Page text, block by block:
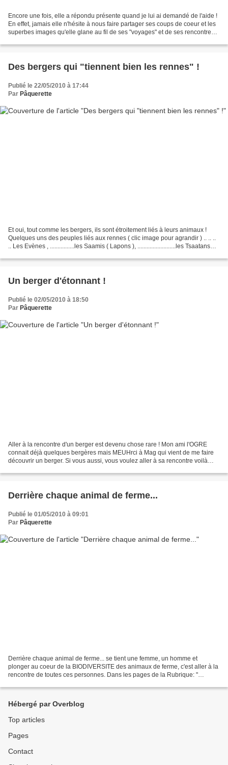
Encore une fois, elle a répondu présente quand je lui ai demandé de l'aide !
En effet, jamais elle n'hésite à nous faire partager ses coups de coeur et les
superbes images qu'elle glane au fil de ses "voyages" et de ses rencontres.
Des bergers qui "tiennent bien les rennes" !
Publié le 22/05/2010 à 17:44
Par Pâquerette
Et oui, tout comme les bergers, ils sont étroitement liés à leurs animaux !
Quelques uns des peuples liés aux rennes ( clic image pour agrandir ) .. .. ..
.. Les Evènes , ................les Saamis ( Lapons ), .........................les Tsaatans
Un berger d'étonnant !
Publié le 02/05/2010 à 18:50
Par Pâquerette
Aller à la rencontre d'un berger est devenu chose rare ! Mon ami l'OGRE
connait déjà quelques bergères mais MEUHrci à Mag qui vient de me faire
découvrir un berger. Si vous aussi, vous voulez aller à sa rencontre voilà
Derrière chaque animal de ferme...
Publié le 01/05/2010 à 09:01
Par Pâquerette
Derrière chaque animal de ferme... se tient une femme, un homme et
plonger au coeur de la BIODIVERSITE des animaux de ferme, c'est aller à la
rencontre de toutes ces personnes. Dans les pages de la Rubrique: "
Hébergé par Overblog
Top articles
Pages
Contact